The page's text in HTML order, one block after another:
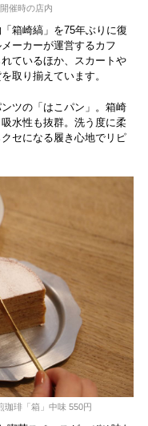
催時の店内
箱崎縞」を75年ぶりに復
ーカーが運営するカフ
ているほか、スカートや
取り揃えています。
ツの「はこパン」。箱崎
水性も抜群。洗う度に柔
セになる履き心地でリピ
珈琲「箱」中味 550円